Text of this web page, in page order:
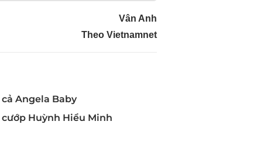
Vân Anh
Theo Vietnamnet
Angela Baby
Huỳnh Hiểu Minh